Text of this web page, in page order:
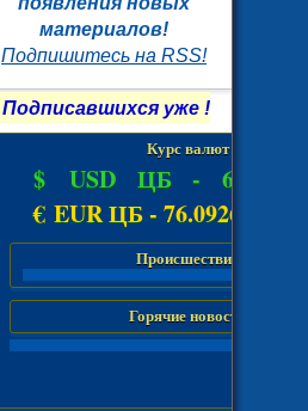
материалов!
Подпишитесь на RSS!
Подписавшихся уже !
Курс валют
$ USD ЦБ -
€ EUR ЦБ - 76.0926 руб.
Происшествия
Горячие новости